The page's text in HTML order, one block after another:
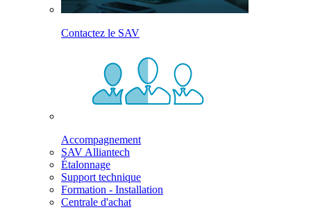
Contactez le SAV
Accompagnement
SAV Alliantech
Étalonnage
Support technique
Formation - Installation
Centrale d'achat